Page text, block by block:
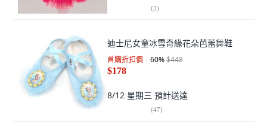
(3)
迪士尼女童冰雪奇緣花朵芭蕾舞鞋
首購折扣價 60%$448
$178
8/12 星期三 預計送達
(47)